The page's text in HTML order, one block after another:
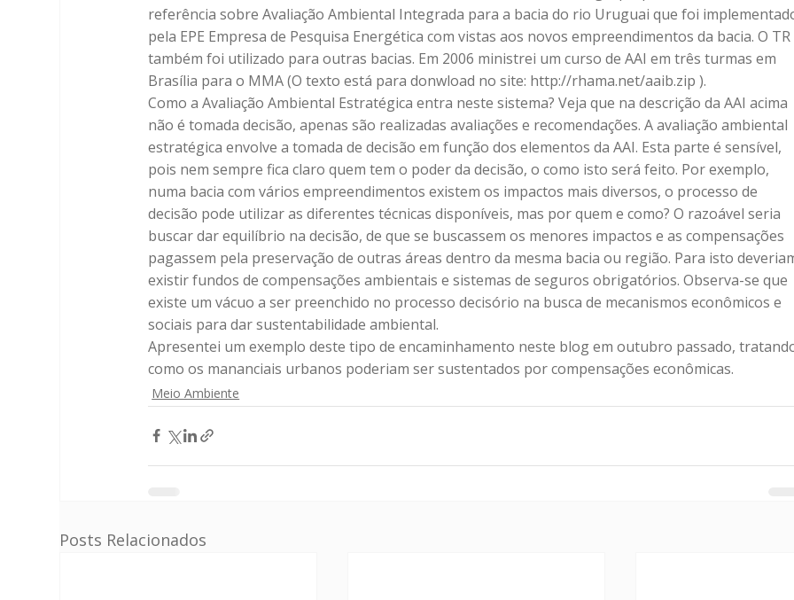
referência sobre Avaliação Ambiental Integrada para a bacia do rio Uruguai que foi
pela EPE Empresa de Pesquisa Energética com vistas aos novos empreendimentos da bacia. O TR
também foi utilizado para outras bacias. Em 2006 ministrei um curso de AAI em três turmas em
Brasília para o MMA (O texto está para donwload no site: http://rhama.net/aaib.zip ).
Como a Avaliação Ambiental Estratégica entra neste sistema? Veja que na descrição da AAI acima
não é tomada decisão, apenas são realizadas avaliações e recomendações. A avaliação ambiental
estratégica envolve a tomada de decisão em função dos elementos da AAI. Esta parte é sensível,
pois nem sempre fica claro quem tem o poder da decisão, o como isto será feito. Por exemplo,
numa bacia com vários empreendimentos existem os impactos mais diversos, o processo de
decisão pode utilizar as diferentes técnicas disponíveis, mas por quem e como? O razoável seria
buscar dar equilíbrio na decisão, de que se buscassem os menores impactos e as compensações
pagassem pela preservação de outras áreas dentro da mesma bacia ou região. Para isto
existir fundos de compensações ambientais e sistemas de seguros obrigatórios. Observa-se que
existe um vácuo a ser preenchido no processo decisório na busca de mecanismos econômicos e
sociais para dar sustentabilidade ambiental.
Apresentei um exemplo deste tipo de encaminhamento neste blog em outubro passado,
como os mananciais urbanos poderiam ser sustentados por compensações econômicas.
Meio Ambiente
Posts Relacionados